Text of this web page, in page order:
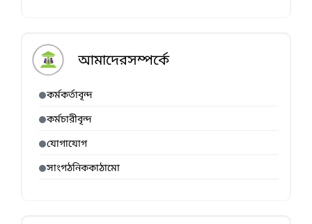
আমাদেরসম্পর্কে
কর্মকর্তাবৃন্দ
কর্মচারীবৃন্দ
যোগাযোগ
সাংগঠনিককাঠামো